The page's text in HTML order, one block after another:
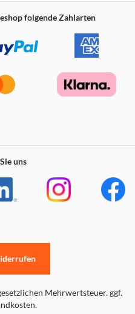
folgende Zahlarten
uns
Mehrwertsteuer. ggf.